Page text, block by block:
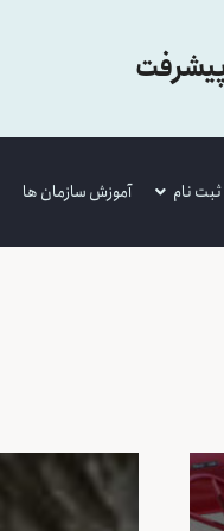
ثبت نام آموزش سازمان ها